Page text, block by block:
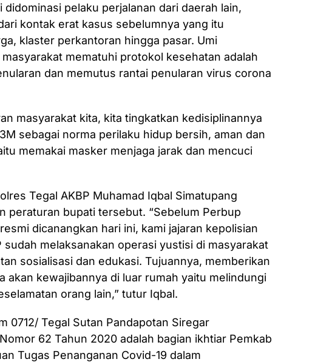
didominasi pelaku perjalanan dari daerah lain,
kontak erat kasus sebelumnya yang itu
klaster perkantoran hingga pasar. Umi
mematuhi protokol kesehatan adalah
dan memutus rantai penularan virus corona
masyarakat kita, kita tingkatkan kedisiplinannya
sebagai norma perilaku hidup bersih, aman dan
memakai masker menjaga jarak dan mencuci
Tegal AKBP Muhamad Iqbal Simatupang
peraturan bupati tersebut. “Sebelum Perbup
dicanangkan hari ini, kami jajaran kepolisian
sudah melaksanakan operasi yustisi di masyarakat
sosialisasi dan edukasi. Tujuannya, memberikan
akan kewajibannya di luar rumah yaitu melindungi
orang lain,” tutur Iqbal.
0712/ Tegal Sutan Pandapotan Siregar
62 Tahun 2020 adalah bagian ikhtiar Pemkab
Tugas Penanganan Covid-19 dalam